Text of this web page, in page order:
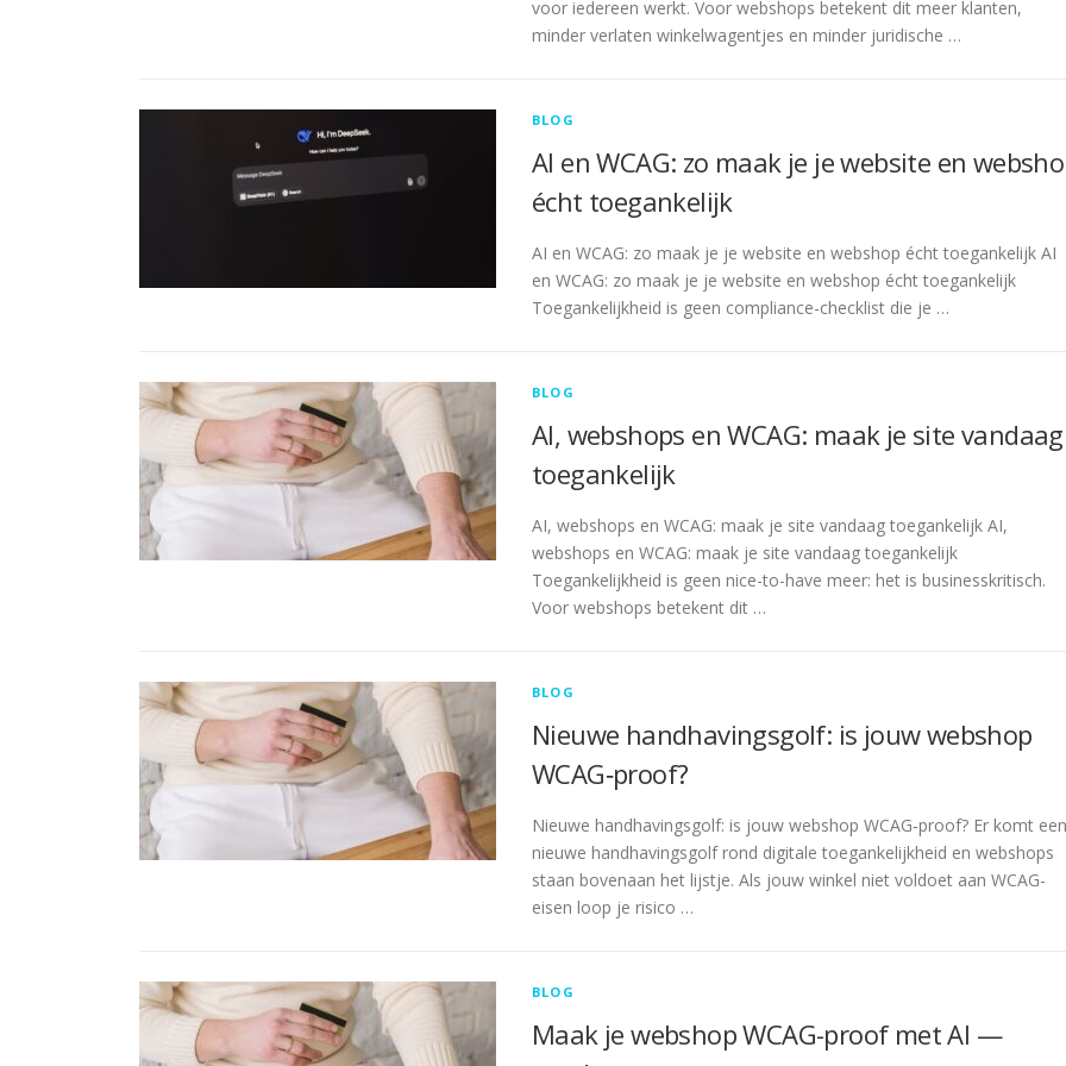
voor iedereen werkt. Voor webshops betekent dit meer klanten,
minder verlaten winkelwagentjes en minder juridische …
BLOG
AI en WCAG: zo maak je je website en
écht toegankelijk
AI en WCAG: zo maak je je website en webshop écht toegankelijk AI
en WCAG: zo maak je je website en webshop écht toegankelijk
Toegankelijkheid is geen compliance-checklist die je …
BLOG
AI, webshops en WCAG: maak je site vandaag
toegankelijk
AI, webshops en WCAG: maak je site vandaag toegankelijk AI,
webshops en WCAG: maak je site vandaag toegankelijk
Toegankelijkheid is geen nice-to-have meer: het is businesskritisch.
Voor webshops betekent dit …
BLOG
Nieuwe handhavingsgolf: is jouw webshop
WCAG‑proof?
Nieuwe handhavingsgolf: is jouw webshop WCAG‑proof? Er komt een
nieuwe handhavingsgolf rond digitale toegankelijkheid en webshops
staan bovenaan het lijstje. Als jouw winkel niet voldoet aan WCAG-
eisen loop je risico …
BLOG
Maak je webshop WCAG-proof met AI —